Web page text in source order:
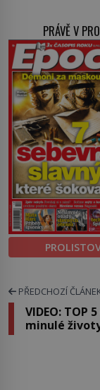
PRÁVĚ V
PŘEDCHOZÍ
VIDEO:
minulé